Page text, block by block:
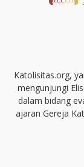
Katolisitas.org,
mengunjungi
dalam bidang
ajaran Gereja